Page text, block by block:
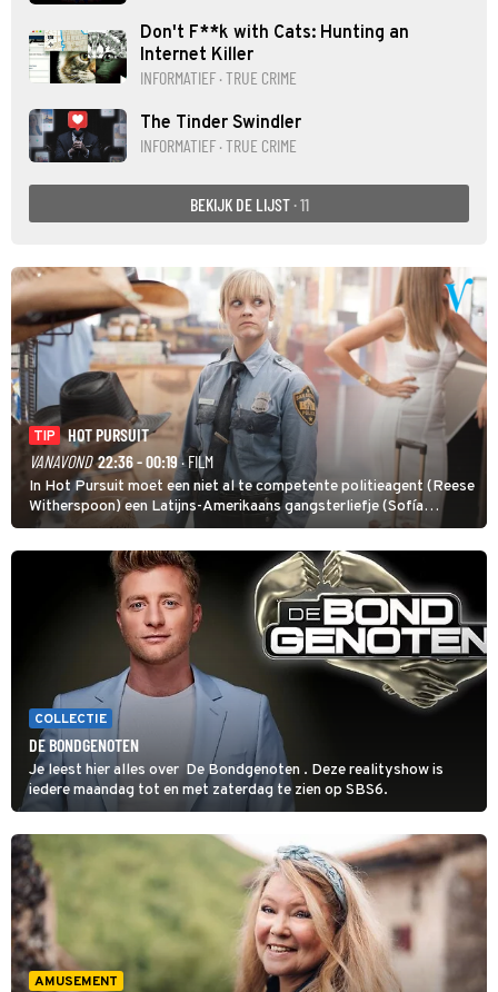
Don't F**k with Cats: Hunting an
Internet Killer
INFORMATIEF · TRUE CRIME
The Tinder Swindler
INFORMATIEF · TRUE CRIME
BEKIJK DE LIJST · 11
TIP
HOT PURSUIT
VANAVOND 22:36 - 00:19· FILM
In Hot Pursuit moet een niet al te competente politieagent (Reese
Witherspoon) een Latijns-Amerikaans gangsterliefje (Sofía
Vergara) beschermen tegen corrupte agenten en moordlustige
maffiatypes.
COLLECTIE
DE BONDGENOTEN
Je leest hier alles over De Bondgenoten . Deze realityshow is
iedere maandag tot en met zaterdag te zien op SBS6.
AMUSEMENT